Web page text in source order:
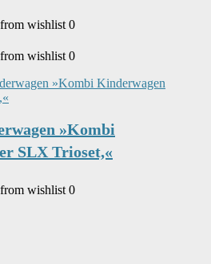
wishlist 0
wishlist 0
»Kombi
SLX Trioset,«
wishlist 0